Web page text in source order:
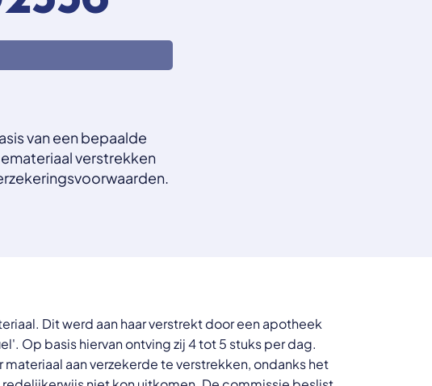
van een bepaalde
verstrekken
Dit werd aan haar verstrekt door een apotheek
Op basis hiervan ontving zij 4 tot 5 stuks per dag.
aan verzekerde te verstrekken, ondanks het